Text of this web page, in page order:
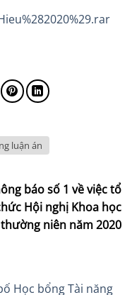
luận án
báo số 1 về việc tổ
Hội nghị Khoa học
thường niên năm 2020